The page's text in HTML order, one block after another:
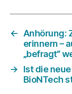
← Anhörung:
erinnern –
„befragt“
→
Ist die
BioNTech